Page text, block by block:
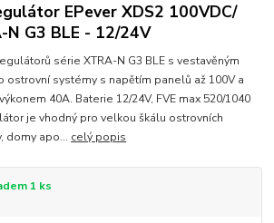
EPever XDS2 100VDC/
G3 BLE - 12/24V
série XTRA-N G3 BLE s vestavěným
systémy s napětím panelů až 100V a
40A. Baterie 12/24V, FVE max 520/1040
je vhodný pro velkou škálu ostrovních
domy apo... celý popis
1 ks